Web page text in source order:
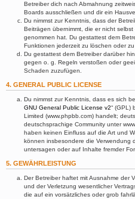
Betreiber dich nach Abmahnung
Boards ausschließen und dir ein
Du nimmst zur Kenntnis, dass der
Beiträgen übernimmt, die er nicht
genommen hat. Du gestattest dem
Funktionen jederzeit zu löschen oder zu
Du gestattest dem Betreiber darüber
gegen o. g. Regeln verstoßen oder
Schaden zuzufügen.
4. GENERAL PUBLIC LICENSE
Du nimmst zur Kenntnis, dass es sich
GNU General Public License v2“ (GPL)
Limited (www.phpbb.com) handelt;
deutschsprachige Community unter
haben keinen Einfluss auf die Art und
können insbesondere die Verwendung
untersagen oder auf Inhalte fremder
5. GEWÄHRLEISTUNG
Der Betreiber haftet mit Ausnahme der
und der Verletzung wesentlicher
die auf ein vorsätzliches oder grob